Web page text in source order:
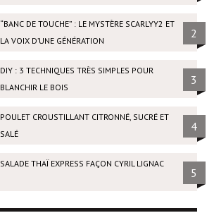
“BANC DE TOUCHE” : LE MYSTÈRE SCARLYY2 ET
LA VOIX D’UNE GÉNÉRATION
2
DIY : 3 TECHNIQUES TRÈS SIMPLES POUR
BLANCHIR LE BOIS
3
POULET CROUSTILLANT CITRONNÉ, SUCRÉ ET
SALÉ
4
SALADE THAÏ EXPRESS FAÇON CYRIL LIGNAC
5